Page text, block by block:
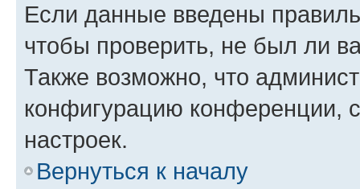
Если данные введены
чтобы проверить, не был ли
Также возможно, что
конфигурацию конференции,
настроек.
Вернуться к началу